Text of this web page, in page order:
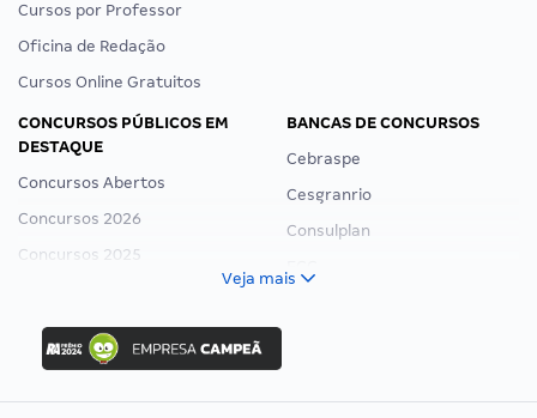
Cursos por Professor
Oficina de Redação
Cursos Online Gratuitos
CONCURSOS PÚBLICOS EM
DESTAQUE
Concursos Abertos
Concursos 2026
Concursos 2025
Concurso Ibama
Concurso MPU
Editais publicados
BANCAS DE CONCURSOS
Cebraspe
Cesgranrio
Consulplan
Veja mais